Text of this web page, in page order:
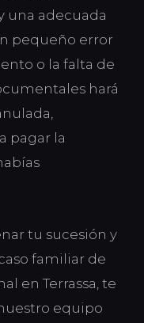
una adecuada
pequeño error
o la falta de
hará
pagar la
tu sucesión y
familiar de
en Terrassa, te
equipo